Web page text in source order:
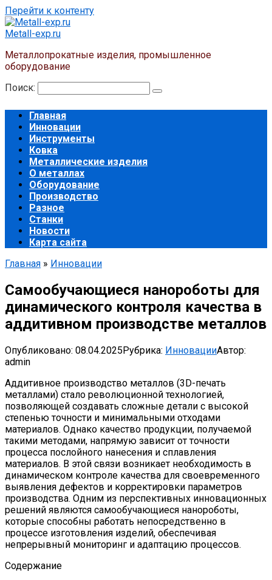
Перейти к контенту
Metall-exp.ru
Металлопрокатные изделия, промышленное
оборудование
Поиск:
Главная
Инновации
Инструменты
Ковка
Металлические изделия
О металлах
Оборудование
Производство
Разное
Станки
Новости
Карта сайта
Главная » Инновации
Самообучающиеся нанороботы для
динамического контроля качества в
аддитивном производстве металлов
Опубликовано: 08.04.2025Рубрика: ИнновацииАвтор:
admin
Аддитивное производство металлов (3D-печать
металлами) стало революционной технологией,
позволяющей создавать сложные детали с высокой
степенью точности и минимальными отходами
материалов. Однако качество продукции, получаемой
такими методами, напрямую зависит от точности
процесса послойного нанесения и сплавления
материалов. В этой связи возникает необходимость в
динамическом контроле качества для своевременного
выявления дефектов и корректировки параметров
производства. Одним из перспективных инновационных
решений являются самообучающиеся нанороботы,
которые способны работать непосредственно в
процессе изготовления изделий, обеспечивая
непрерывный мониторинг и адаптацию процессов.
Содержание